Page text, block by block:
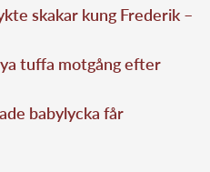
skakar kung Frederik –
tuffa motgång efter
babylycka får